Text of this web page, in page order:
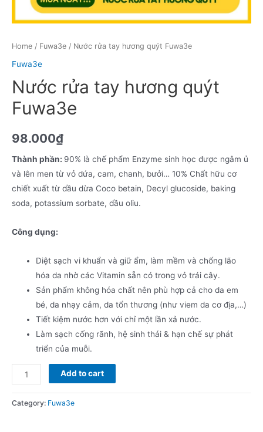
Home / Fuwa3e / Nước rửa tay hương quýt Fuwa3e
Fuwa3e
Nước rửa tay hương quýt
Fuwa3e
98.000₫
Thành phần: 90% là chế phẩm Enzyme sinh học được ngâm ủ
và lên men từ vỏ dứa, cam, chanh, bưởi… 10% Chất hữu cơ
chiết xuất từ dầu dừa Coco betain, Decyl glucoside, baking
soda, potassium sorbate, dầu oliu.
Công dụng:
Diệt sạch vi khuẩn và giữ ẩm, làm mềm và chống lão
hóa da nhờ các Vitamin sẵn có trong vỏ trái cây.
Sản phẩm không hóa chất nên phù hợp cả cho da em
bé, da nhạy cảm, da tổn thương (như viem da cơ địa,…)
Tiết kiệm nước hơn với chỉ một lần xả nước.
Làm sạch cống rãnh, hệ sinh thái & hạn chế sự phát
triển của muỗi.
Nước
rửa
tay
Add to cart
Category: Fuwa3e